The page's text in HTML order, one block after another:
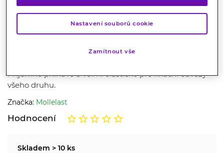
Mollelast Obinadlo elastické
fixační 6 cm x 4 m v celofánu 1
Příjemně přilnavé a velmi elastické pro fixační obvazy
všeho druhu.
Značka: Mollelast
Hodnocení
Skladem > 10 ks
Nastavení souborů cookie
Zamítnout vše